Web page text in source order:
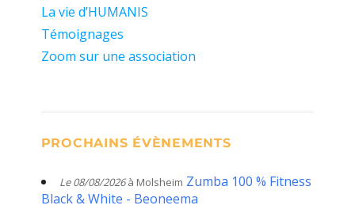
La vie d’HUMANIS
Témoignages
Zoom sur une association
PROCHAINS ÉVÈNEMENTS
Le 08/08/2026à Molsheim Zumba 100 % Fitness
Black & White - Beoneema